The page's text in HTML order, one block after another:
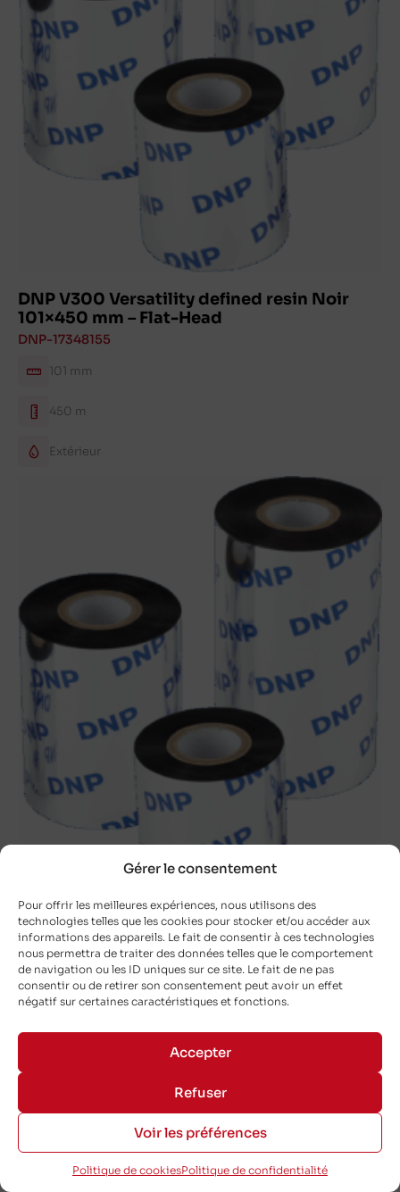
Gérer le consentement
Pour offrir les meilleures expériences, nous utilisons des
technologies telles que les cookies pour stocker et/ou accéder aux
informations des appareils. Le fait de consentir à ces technologies
nous permettra de traiter des données telles que le comportement
de navigation ou les ID uniques sur ce site. Le fait de ne pas
consentir ou de retirer son consentement peut avoir un effet
négatif sur certaines caractéristiques et fonctions.
Accepter
Refuser
Voir les préférences
Politique de cookiesPolitique de confidentialité
DNP V300 Versatility defined resin Noir
101×450 mm – Flat-Head
DNP-17348155
101 mm
450 m
Extérieur
DNP V300 Versatility defined resin Noir
110×300 mm – Flat-Head
DNP-17341335